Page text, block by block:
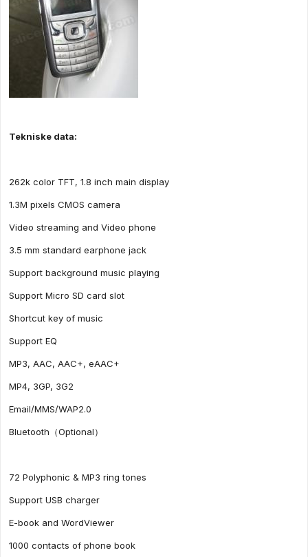
Tekniske data:
262k color TFT, 1.8 inch main display
1.3M pixels CMOS camera
Video streaming and Video phone
3.5 mm standard earphone jack
Support background music playing
Support Micro SD card slot
Shortcut key of music
Support EQ
MP3, AAC, AAC+, eAAC+
MP4, 3GP, 3G2
Email/MMS/WAP2.0
Bluetooth（Optional）
72 Polyphonic & MP3 ring tones
Support USB charger
E-book and WordViewer
1000 contacts of phone book